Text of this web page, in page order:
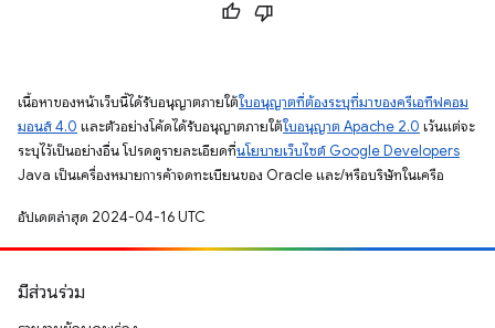
เนื้อหาของหน้าเว็บนี้ได้รับอนุญาตภายใต้ใบอนุญาตที่ต้องระบุที่มาของครีเอทีฟคอม
มอนส์ 4.0 และตัวอย่างโค้ดได้รับอนุญาตภายใต้ใบอนุญาต Apache 2.0 เว้นแต่จะ
ระบุไว้เป็นอย่างอื่น โปรดดูรายละเอียดที่นโยบายเว็บไซต์ Google Developers
Java เป็นเครื่องหมายการค้าจดทะเบียนของ Oracle และ/หรือบริษัทในเครือ
อัปเดตล่าสุด 2024-04-16 UTC
มีส่วนร่วม